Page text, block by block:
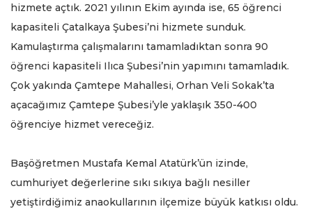
hizmete açtık. 2021 yılının Ekim ayında ise, 65 öğrenci
kapasiteli Çatalkaya Şubesi’ni hizmete sunduk.
Kamulaştırma çalışmalarını tamamladıktan sonra 90
öğrenci kapasiteli Ilıca Şubesi’nin yapımını tamamladık.
Çok yakında Çamtepe Mahallesi, Orhan Veli Sokak’ta
açacağımız Çamtepe Şubesi’yle yaklaşık 350-400
öğrenciye hizmet vereceğiz.
Başöğretmen Mustafa Kemal Atatürk’ün izinde,
cumhuriyet değerlerine sıkı sıkıya bağlı nesiller
yetiştirdiğimiz anaokullarının ilçemize büyük katkısı oldu.